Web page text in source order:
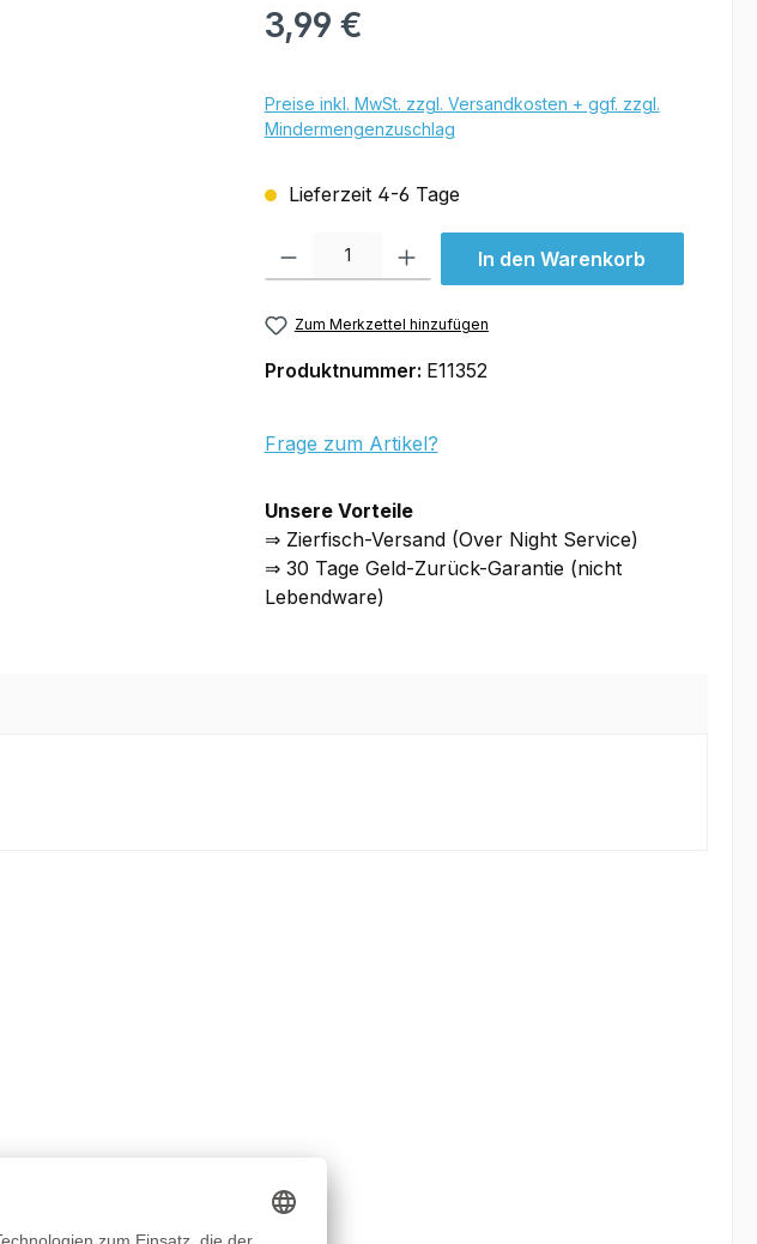
3,99 €
Preise inkl. MwSt. zzgl. Versandkosten + ggf. zzgl.
Mindermengenzuschlag
Lieferzeit 4-6 Tage
In den Warenkorb
Zum Merkzettel hinzufügen
Produktnummer: E11352
Frage zum Artikel?
Unsere Vorteile
⇒ Zierfisch-Versand (Over Night Service)
⇒ 30 Tage Geld-Zurück-Garantie (nicht
Lebendware)